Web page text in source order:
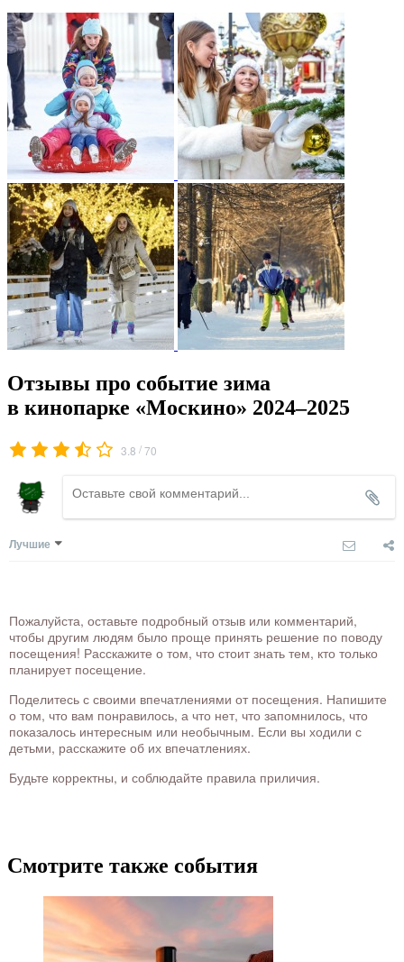
Отзывы про событие зима
в кинопарке «Москино» 2024–2025
3.8 /70
Лучшие
Пожалуйста, оставьте подробный отзыв или комментарий,
чтобы другим людям было проще принять решение по поводу
посещения! Расскажите о том, что стоит знать тем, кто только
планирует посещение.
Поделитесь с своими впечатлениями от посещения. Напишите
о том, что вам понравилось, а что нет, что запомнилось, что
показалось интересным или необычным. Если вы ходили с
детьми, расскажите об их впечатлениях.
Будьте корректны, и соблюдайте правила приличия.
Смотрите также события